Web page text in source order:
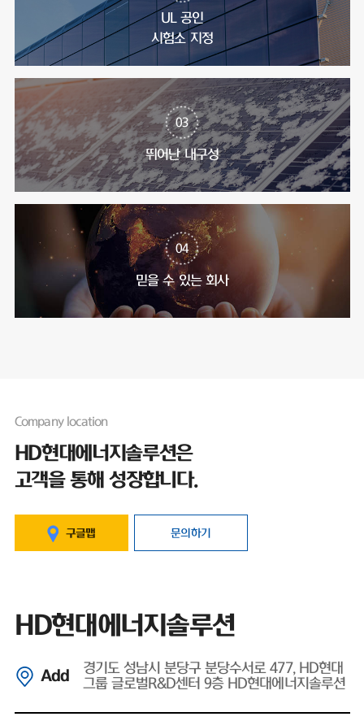
UL 공인
시험소 지정
03
뛰어난 내구성
04
믿을 수 있는 회사
Company location
HD현대에너지솔루션은
고객을 통해 성장합니다.
구글맵 문의하기
HD현대에너지솔루션
Add
경기도 성남시 분당구 분당수서로 477, HD현대
그룹 글로벌R&D센터 9층 HD현대에너지솔루션